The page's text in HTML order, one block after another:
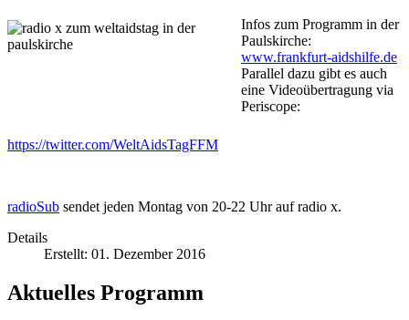
Infos zum Programm in der
Paulskirche:
www.frankfurt-aidshilfe.de
Parallel dazu gibt es auch
eine Videoübertragung via
Periscope:
https://twitter.com/WeltAidsTagFFM
radioSub sendet jeden Montag von 20-22 Uhr auf radio x.
Details
Erstellt: 01. Dezember 2016
Aktuelles Programm